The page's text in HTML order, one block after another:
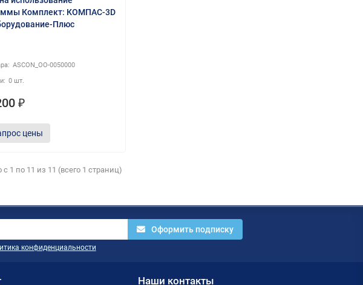
Комплект: КОМПАС-3D
Плюс
ASCON_ОО-0050000
0 шт.
₽
цены
с 1 по 11 из 11 (всего 1 страниц)
Оформить подписку
конфиденциальности
Наши контакты